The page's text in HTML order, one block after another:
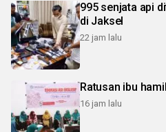
995 senjata api
di Jaksel
22 jam lalu
Ratusan ibu
16 jam lalu